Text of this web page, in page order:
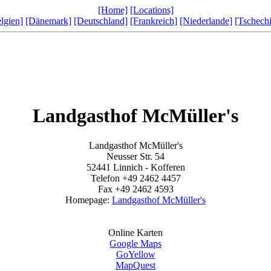
[Home] [Locations]
[Dänemark] [Deutschland] [Frankreich] [Niederlande]
Landgasthof McMüller's
Landgasthof McMüller's
Neusser Str. 54
52441 Linnich - Kofferen
Telefon +49 2462 4457
Fax +49 2462 4593
Homepage: Landgasthof McMüller's
Online Karten
Google Maps
GoYellow
MapQuest